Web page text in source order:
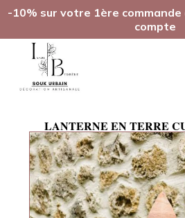
-10% sur votre 1ère
compte
LANTERNE EN TERRE